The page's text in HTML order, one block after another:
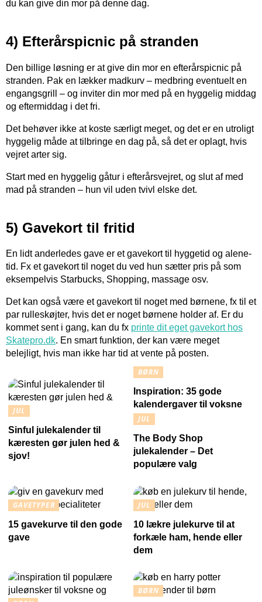
du kan give din mor på denne dag.
4) Efterårspicnic på stranden
Den billige løsning er at give din mor en efterårspicnic på
stranden. Pak en lækker madkurv – medbring eventuelt en
engangsgrill – og inviter din mor med på en hyggelig middag
og eftermiddag i det fri.
Det behøver ikke at koste særligt meget, og det er en utroligt
hyggelig måde at tilbringe en dag på, så det er oplagt, hvis
vejret arter sig.
Start med en hyggelig gåtur i efterårsvejret, og slut af med
mad på stranden – hun vil uden tvivl elske det.
5) Gavekort til fritid
En lidt anderledes gave er et gavekort til hyggetid og alene-
tid. Fx et gavekort til noget du ved hun sætter pris på som
eksempelvis Starbucks, Shopping, massage osv.
Det kan også være et gavekort til noget med børnene, fx til et
par rulleskøjter, hvis det er noget børnene holder af. Er du
kommet sent i gang, kan du fx printe dit eget gavekort hos
Skatepro.dk. En smart funktion, der kan være meget
belejligt, hvis man ikke har tid at vente på posten.
JUL
Sinful julekalender til
kæresten gør julen hed &
sjov!
BØRN
Inspiration: 35 gode
kalendergaver til voksne
JUL
The Body Shop
julekalender – Det
populære valg
GAVETYPER
15 gavekurve til den gode
gave
JUL
10 lækre julekurve til at
forkæle ham, hende eller
dem
BØRN